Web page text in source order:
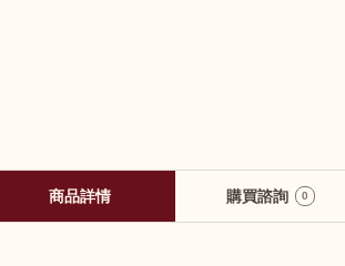
商品詳情 購買諮詢 0